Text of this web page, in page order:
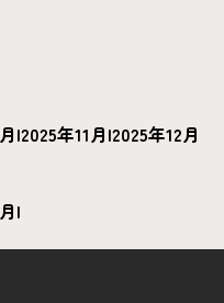
I2025年11月I2025年12月
I